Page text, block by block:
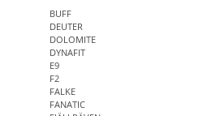
BUFF
DEUTER
DOLOMITE
DYNAFIT
E9
F2
FALKE
FANATIC